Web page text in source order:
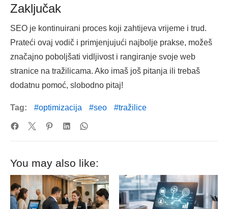
Zaključak
SEO je kontinuirani proces koji zahtijeva vrijeme i trud.
Prateći ovaj vodič i primjenjujući najbolje prakse, možeš
značajno poboljšati vidljivost i rangiranje svoje web
stranice na tražilicama. Ako imaš još pitanja ili trebaš
dodatnu pomoć, slobodno pitaj!
Tag: optimizacija seo tražilice
You may also like: